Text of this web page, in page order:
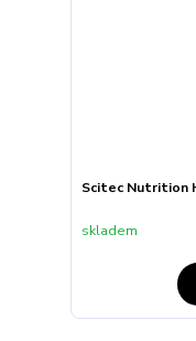
Scitec Nutrition
skladem